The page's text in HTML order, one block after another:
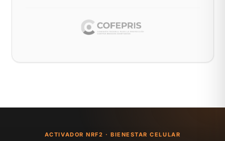
ACTIVADOR NRF2 · BIENESTAR CELULAR